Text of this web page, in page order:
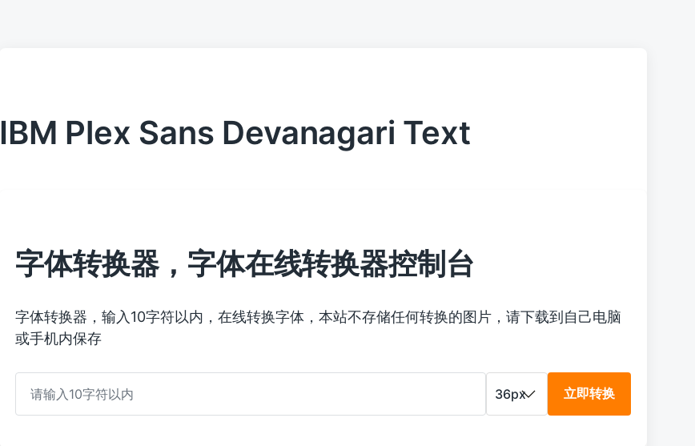
IBM Plex Sans Devanagari Text
字体转换器，字体在线转换器控制台
字体转换器，输入10字符以内，在线转换字体，本站不存储任何转换的图片，请下载到自己电脑
或手机内保存
立即转换